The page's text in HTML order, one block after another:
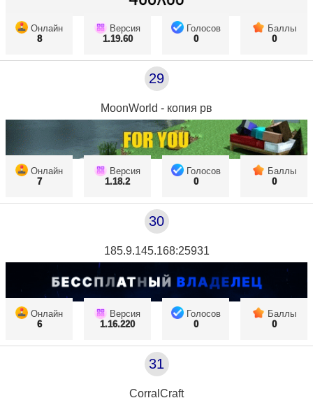
Онлайн
8
Версия
1.19.60
Голосов
0
Баллы
0
29
MoonWorld - копия рв
Онлайн
7
Версия
1.18.2
Голосов
0
Баллы
0
30
185.9.145.168:25931
Онлайн
6
Версия
1.16.220
Голосов
0
Баллы
0
31
CorralCraft